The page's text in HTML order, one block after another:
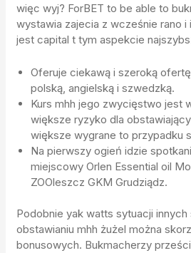
więc wyj? ForBET to be able to
wystawia zajecia z wcześnie rano i
jest capital t tym aspekcie
Oferuje ciekawą i szeroką
polską, angielską i szwedzką.
Kurs mhh jego zwycięstwo jest
większe ryzyko dla
większe wygrane to przypadku
Na pierwszy ogień idzie
miejscowy Orlen Essential oil
ZOOleszcz GKM Grudziądz.
Podobnie yak watts sytuacji
obstawianiu mhh żużel można
bonusowych. Bukmacherzy